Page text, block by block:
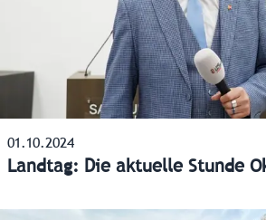
01.10.2024
Landtag: Die aktuelle Stunde